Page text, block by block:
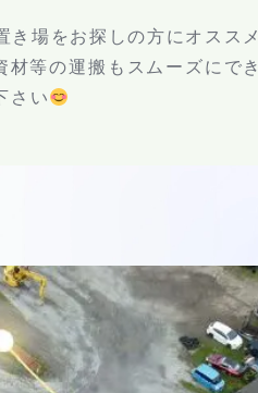
場をお探しの方にオススメ
等の運搬もスムーズにでき
さい